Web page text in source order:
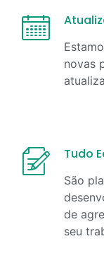
novas
Tudo
São
de
seu